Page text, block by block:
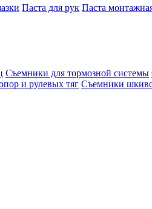
Паста для рук Паста
Съемники для тормозной системы
и рулевых тяг Съемники